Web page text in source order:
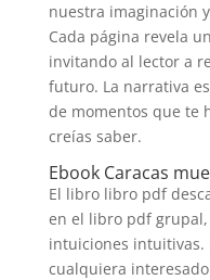
nuestra imaginación
Cada página revela
invitando al lector a
futuro. La narrativa
de momentos que te
creías saber.
Ebook Caracas
El libro libro pdf
en el libro pdf
intuiciones intuitivas.
cualquiera